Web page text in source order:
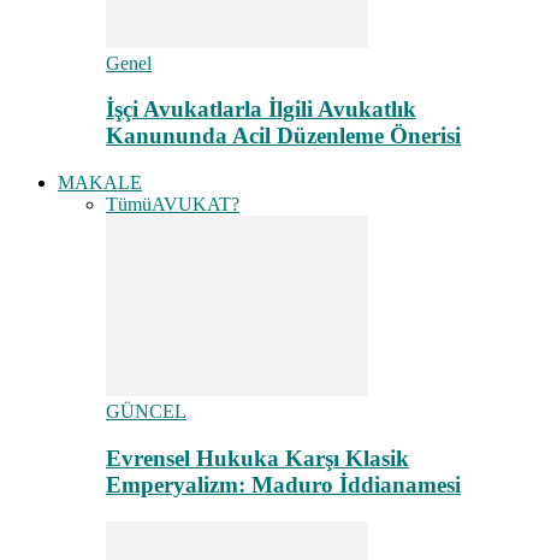
Genel
İşçi Avukatlarla İlgili Avukatlık
Kanununda Acil Düzenleme Önerisi
MAKALE
TümüAVUKAT?
GÜNCEL
Evrensel Hukuka Karşı Klasik
Emperyalizm: Maduro İddianamesi